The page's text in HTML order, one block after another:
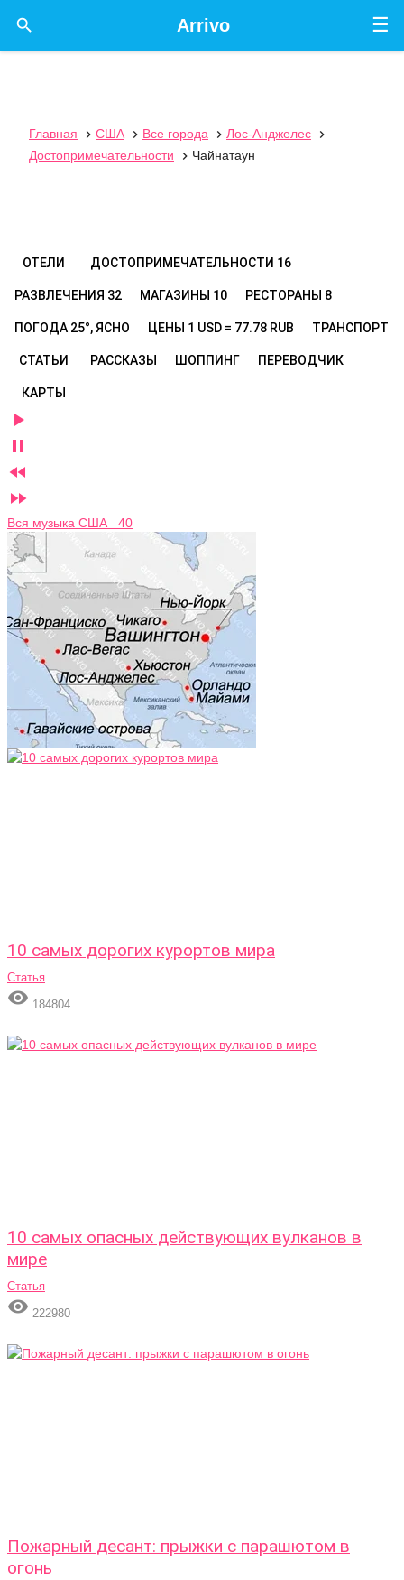
☰
Arrivo

Главная  США  Все города  Лос-Анджелес

Достопримечательности
 Чайнатаун
ОТЕЛИ ДОСТОПРИМЕЧАТЕЛЬНОСТИ 16
РАЗВЛЕЧЕНИЯ 32 МАГАЗИНЫ 10 РЕСТОРАНЫ 8
ПОГОДА 25°, ЯСНО ЦЕНЫ 1 USD = 77.78 RUB ТРАНСПОРТ
СТАТЬИ РАССКАЗЫ ШОППИНГ ПЕРЕВОДЧИК
КАРТЫ




Вся музыка США 40
10 самых дорогих курортов мира
Статья
 184804
10 самых опасных действующих вулканов в
мире
Статья
 222980
Пожарный десант: прыжки с парашютом в
огонь